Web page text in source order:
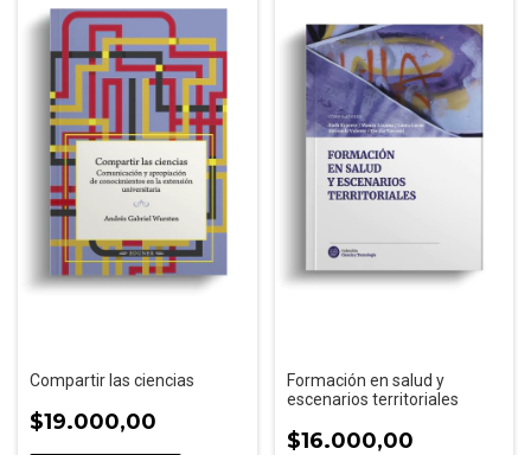
Compartir las ciencias
$19.000,00
Formación en salud y
escenarios territoriales
$16.000,00